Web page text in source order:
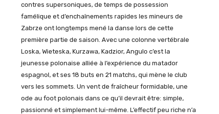
contres supersoniques, de temps de possession
famélique et d’enchaînements rapides les mineurs de
Zabrze ont longtemps mené la danse lors de cette
première partie de saison. Avec une colonne vertébrale
Loska, Wieteska, Kurzawa, Kadzior, Angulo c’est la
jeunesse polonaise alliée à l’expérience du matador
espagnol, et ses 18 buts en 21 matchs, qui mène le club
vers les sommets. Un vent de fraîcheur formidable, une
ode au foot polonais dans ce qu’il devrait être: simple,
passionné et simplement lui-même. L’effectif peu riche n’a